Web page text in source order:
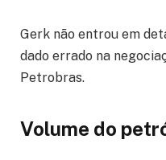
Gerk não entrou em
dado errado na
Petrobras.
Volume do